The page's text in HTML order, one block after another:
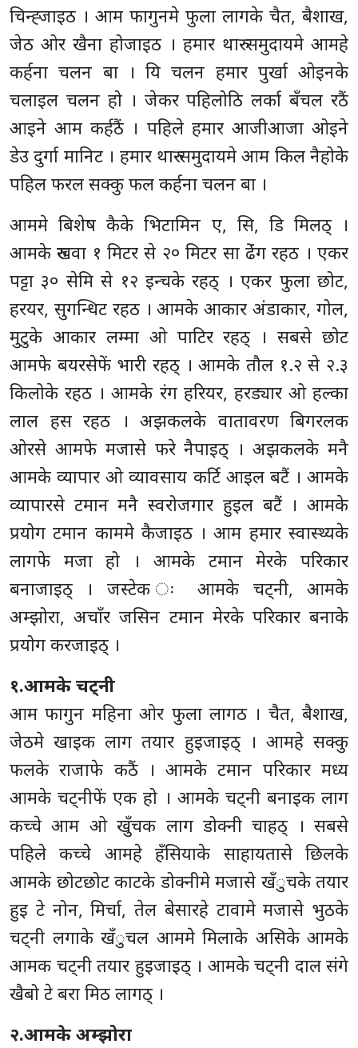
चिन्ह्जाइठ । आम फागुनमे फुला लागके चैत, बैशाख,
जेठ ओर खैना होजाइठ । हमार थारु समुदायमे आमहे
कर्हना चलन बा । यि चलन हमार पुर्खा ओइनके
चलाइल चलन हो । जेकर पहिलोठि लर्का बँचल रठैं
आइने आम कर्हठैं । पहिले हमार आजीआजा ओइने
डेउ दुर्गा मानिट । हमार थारु समुदायमे आम किल नैहोके
पहिल फरल सक्कु फल कर्हना चलन बा ।
आममे बिशेष कैके भिटामिन ए, सि, डि मिलठ् ।
आमके रुखवा १ मिटर से २० मिटर सा ढेंंग रहठ । एकर
पट्टा ३० सेमि से १२ इन्चके रहठ् । एकर फुला छोट,
हरयर, सुगन्धिट रहठ । आमके आकार अंडाकार, गोल,
मुटुके आकार लम्मा ओ पाटिर रहठ् । सबसे छोट
आमफे बयरसेफें भारी रहठ् । आमके तौल १.२ से २.३
किलोके रहठ । आमके रंग हरियर, हरड्यार ओ हल्का
लाल हस रहठ । अझकलके वातावरण बिगरलक
ओरसे आमफे मजासे फरे नैपाइठ् । अझकलके मनै
आमके व्यापार ओ व्यावसाय कर्टि आइल बटैं । आमके
व्यापारसे टमान मनै स्वरोजगार हुइल बटैं । आमके
प्रयोग टमान काममे कैजाइठ । आम हमार स्वास्थ्यके
लागफे मजा हो । आमके टमान मेरके परिकार
बनाजाइठ् । जस्टेक ः आमके चट्नी, आमके
अम्झोरा, अचाँर जसिन टमान मेरके परिकार बनाके
प्रयोग करजाइठ् ।
१.आमके चट्नी
आम फागुन महिना ओर फुला लागठ । चैत, बैशाख,
जेठमे खाइक लाग तयार हुइजाइठ् । आमहे सक्कु
फलके राजाफे कठैं । आमके टमान परिकार मध्य
आमके चट्नीफें एक हो । आमके चट्नी बनाइक लाग
कच्चे आम ओ खुँचक लाग डोक्नी चाहठ् । सबसे
पहिले कच्चे आमहे हँसियाके साहायतासे छिलके
आमके छोटछोट काटके डोक्नीमे मजासे खँुचके तयार
हुइ टे नोन, मिर्चा, तेल बेसारहे टावामे मजासे भुठके
चट्नी लगाके खँुचल आममे मिलाके असिके आमके
आमक चट्नी तयार हुइजाइठ् । आमके चट्नी दाल संगे
खैबो टे बरा मिठ लागठ् ।
२.आमके अम्झोरा